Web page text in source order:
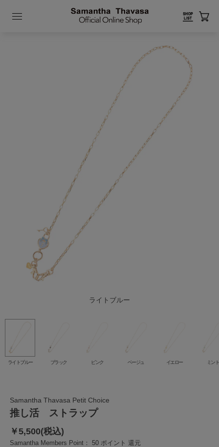
ライトブルー
ブラック
ピンク
ベージュ
イエロー
ミント
ライトブルー ブラック ピンク ベージュ イエロー ミント
Samantha Thavasa Petit Choice
推し活 ストラップ
￥5,500(税込)
Samantha Members Point： 50 ポイント 還元